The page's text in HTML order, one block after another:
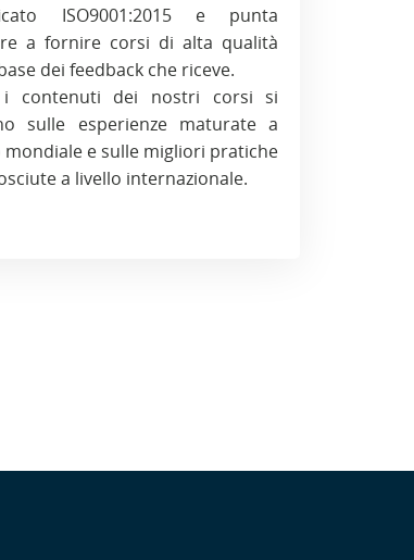
ISO9001:2015 e punta
a fornire corsi di alta qualità
dei feedback che riceve.
contenuti dei nostri corsi si
sulle esperienze maturate a
mondiale e sulle migliori pratiche
a livello internazionale.